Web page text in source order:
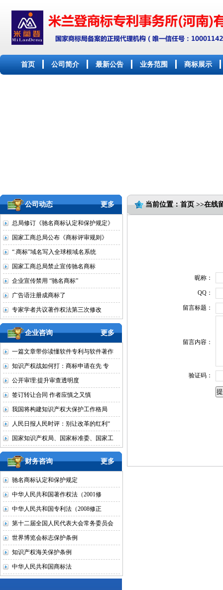
首页 公司简介 最新公告 业务范围 商标展示
公司动态 更多
总局修订《驰名商标认定和保护规定》
国家工商总局公布《商标评审规则》
“.商标”域名写入全球根域名系统
国家工商总局禁止宣传驰名商标
企业宣传禁用 “驰名商标”
广告语注册成商标了
专家学者共议著作权法第三次修改
企业咨询 更多
一篇文章带你读懂软件专利与软件著作
知识产权战如何打：商标申请在先 专
公开审理:提升审查透明度
签订转让合同 作者应慎之又慎
我国将构建知识产权大保护工作格局
人民日报人民时评：别让改革的红利“
国家知识产权局、国家标准委、国家工
财务咨询 更多
驰名商标认定和保护规定
中华人民共和国著作权法（2001修
中华人民共和国专利法（2008修正
第十二届全国人民代表大会常务委员会
世界博览会标志保护条例
知识产权海关保护条例
中华人民共和国商标法
当前位置：首页 >>在线
昵称：
QQ：
留言标题：
留言内容：
验证码：